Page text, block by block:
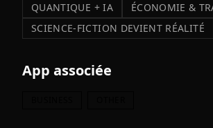
QUANTIQUE + IA
ÉCONOMIE &
SCIENCE-FICTION DEVIENT RÉALITÉ
App associée